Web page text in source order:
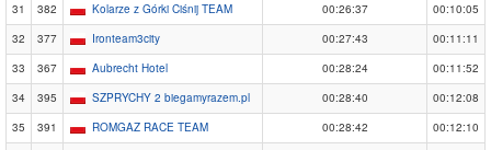
31
382 Kolarze z Górki Ciśnij TEAM 00:26:37
00:10:05
32
377 Ironteam3city 00:27:43
00:11:11
33
367 Aubrecht Hotel 00:28:24
00:11:52
34
395 SZPRYCHY 2 biegamyrazem.pl 00:28:40
00:12:08
35
391 ROMGAZ RACE TEAM 00:28:42
00:12:10